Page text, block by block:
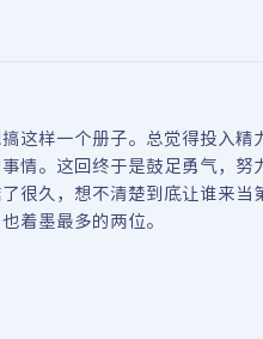
这样一个册子。总觉得投入
情。这回终于是鼓足勇气，努
很久，想不清楚到底让谁来当
着墨最多的两位。